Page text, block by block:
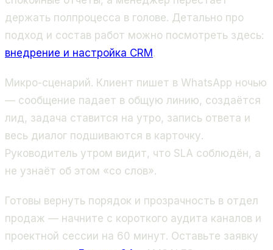
держать полпроцесса в голове. Детально про
подход и состав работ можно посмотреть здесь:
внедрение и настройка CRM .
Микро-сценарий. Клиент пишет в WhatsApp ночью
— сообщение падает в общую линию, создаётся
лид, задача ставится на утро, запись ответа и
весь диалог подшиваются в карточку.
Руководитель утром видит, что SLA соблюдён, а
не узнаёт об этом «со слов».
Готовы вернуть порядок и прозрачность в отдел
продаж — начните с короткого аудита каналов и
проектной сессии на 60 минут. Оставьте заявку